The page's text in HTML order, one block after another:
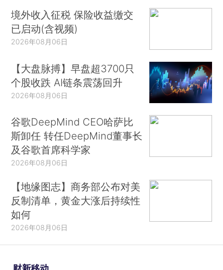
境外收入征税 保险收益缴交
已启动(含视频)
2026年08月06日
【大盘脉搏】早盘超3700只
个股收跌 AI链条震荡回升
2026年08月06日
谷歌DeepMind CEO哈萨比
斯卸任 转任DeepMind董事长
及谷歌首席科学家
2026年08月06日
【地缘图志】商务部公布对美
反制清单，黄金大涨后持续性
如何
2026年08月06日